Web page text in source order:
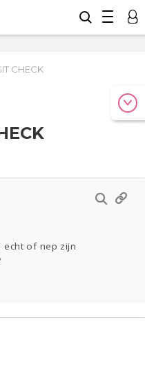
CHECK
of nep zijn